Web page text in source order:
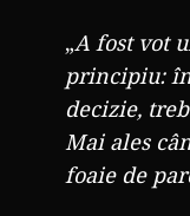
„A fost vot
principiu:
decizie,
Mai ales
foaie de